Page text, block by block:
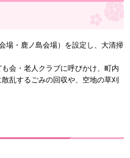
場・鹿ノ島会場）を設定し、大清掃
会・老人クラブに呼びかけ、町内
乱するごみの回収や、空地の草刈